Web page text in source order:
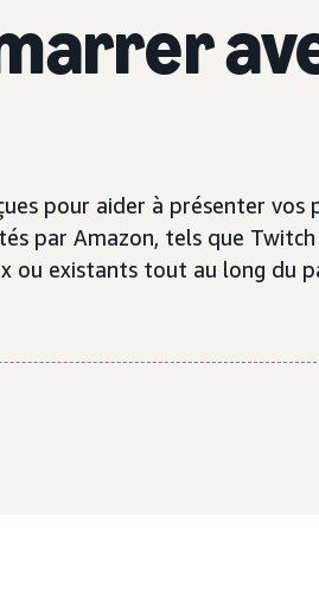
pour aider à présenter
par Amazon, tels que
existants tout au long du